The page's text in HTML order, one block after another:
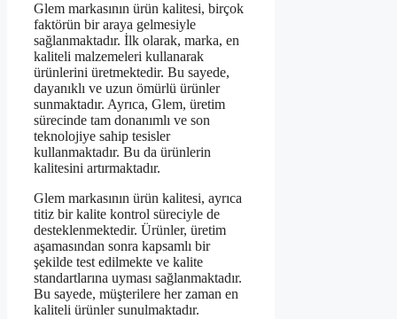
Glem markasının ürün kalitesi, birçok
faktörün bir araya gelmesiyle
sağlanmaktadır. İlk olarak, marka, en
kaliteli malzemeleri kullanarak
ürünlerini üretmektedir. Bu sayede,
dayanıklı ve uzun ömürlü ürünler
sunmaktadır. Ayrıca, Glem, üretim
sürecinde tam donanımlı ve son
teknolojiye sahip tesisler
kullanmaktadır. Bu da ürünlerin
kalitesini artırmaktadır.
Glem markasının ürün kalitesi, ayrıca
titiz bir kalite kontrol süreciyle de
desteklenmektedir. Ürünler, üretim
aşamasından sonra kapsamlı bir
şekilde test edilmekte ve kalite
standartlarına uyması sağlanmaktadır.
Bu sayede, müşterilere her zaman en
kaliteli ürünler sunulmaktadır.